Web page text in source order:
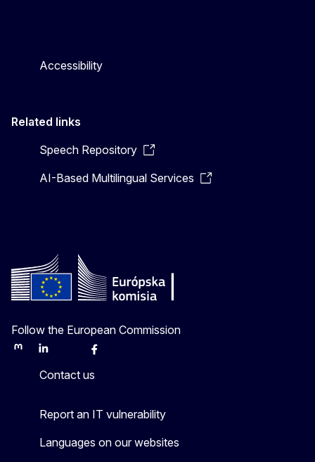
Accessibility
Related links
Speech Repository
AI-Based Multilingual Services
Follow the European Commission
MastodonLinkedInBlueskyFacebook
Contact us
Report an IT vulnerability
Languages on our websites